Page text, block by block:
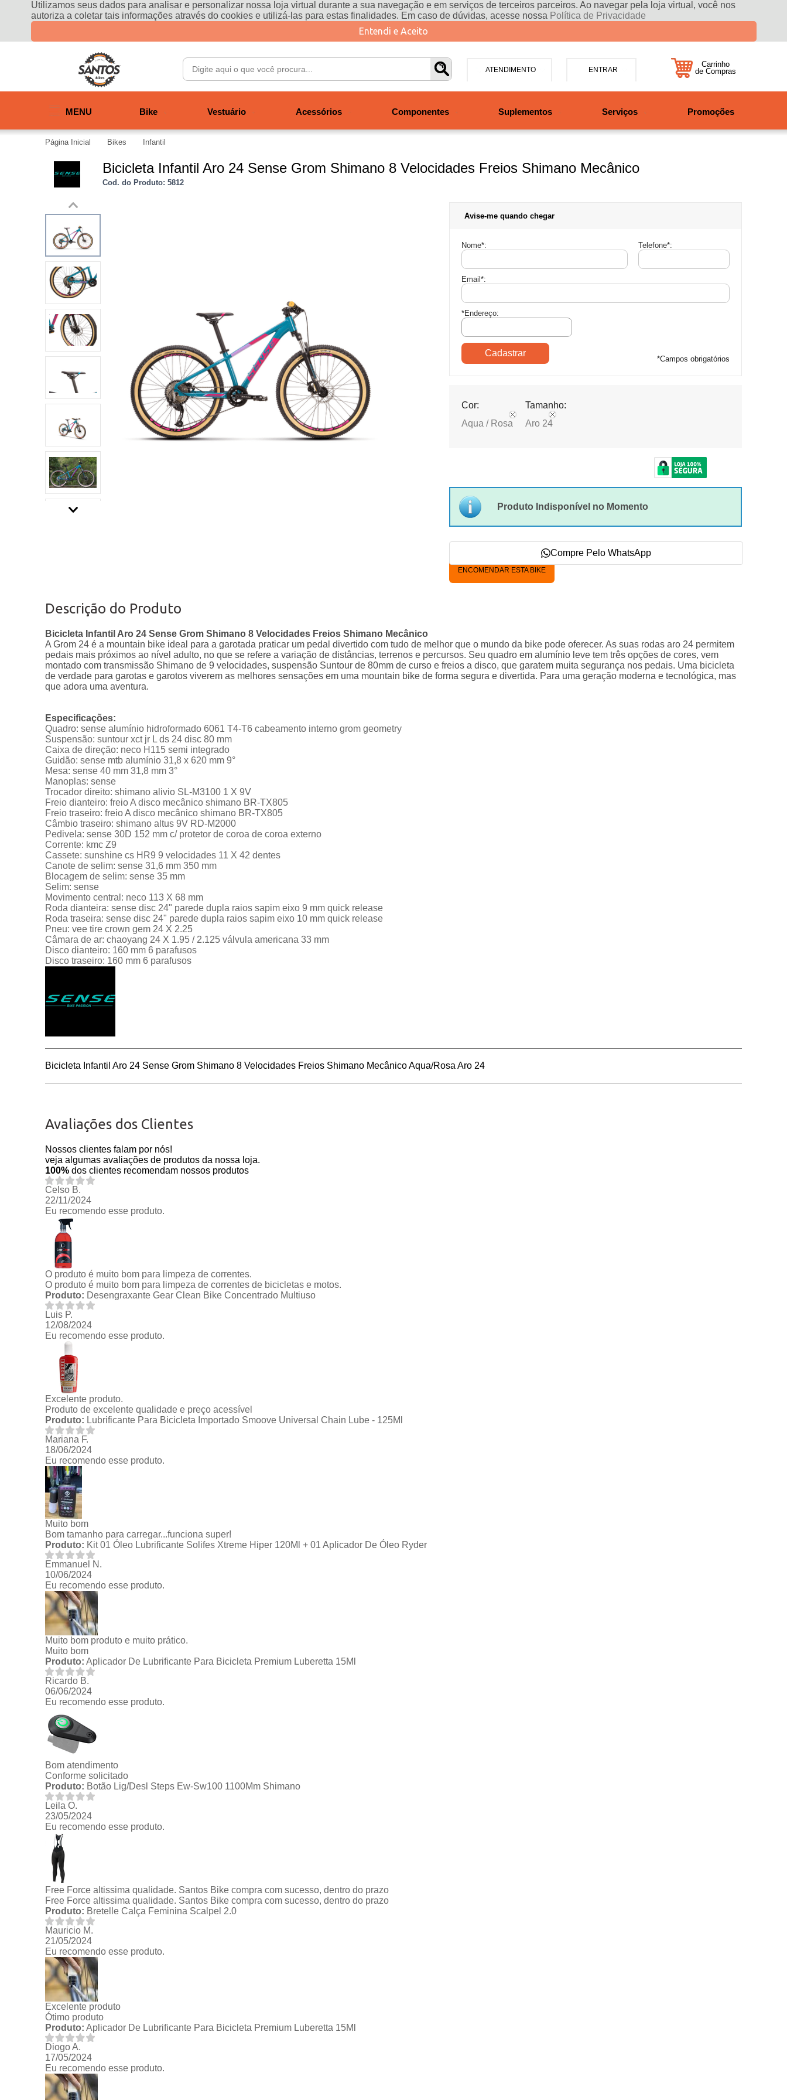
Utilizamos seus dados para analisar e personalizar nossa loja virtual durante a sua navegação e em serviços de terceiros parceiros. Ao navegar pela loja virtual, você nos
autoriza a coletar tais informações através do cookies e utilizá-las para estas finalidades. Em caso de dúvidas, acesse nossa Política de Privacidade
Entendi e Aceito
ATENDIMENTO
47997708525
às 19h. Sábado das 09h às 13h.
ENTRAR
Carrinho
de Compras
MENU Bike Vestuário Acessórios Componentes Suplementos Serviços Promoções
Página Inicial Bikes Infantil
Bicicleta Infantil Aro 24 Sense Grom Shimano 8 Velocidades Freios Shimano Mecânico
Cod. do Produto: 5812
Avise-me quando chegar
Nome*: Telefone*:
Email*:
*Endereço:
*Campos obrigatórios
Cor:
Aqua / Rosa
Tamanho:
Aro 24
Produto Indisponível no Momento
Compre Pelo WhatsApp
ENCOMENDAR ESTA BIKE
Descrição do Produto
Bicicleta Infantil Aro 24 Sense Grom Shimano 8 Velocidades Freios Shimano Mecânico
A Grom 24 é a mountain bike ideal para a garotada praticar um pedal divertido com tudo de melhor que o mundo da bike pode oferecer. As suas rodas aro 24 permitem
pedais mais próximos ao nível adulto, no que se refere a variação de distâncias, terrenos e percursos. Seu quadro em alumínio leve tem três opções de cores, vem
montado com transmissão Shimano de 9 velocidades, suspensão Suntour de 80mm de curso e freios a disco, que garatem muita segurança nos pedais. Uma bicicleta
de verdade para garotas e garotos viverem as melhores sensações em uma mountain bike de forma segura e divertida. Para uma geração moderna e tecnológica, mas
que adora uma aventura.
Especificações:
Quadro: sense alumínio hidroformado 6061 T4-T6 cabeamento interno grom geometry
Suspensão: suntour xct jr L ds 24 disc 80 mm
Caixa de direção: neco H115 semi integrado
Guidão: sense mtb alumínio 31,8 x 620 mm 9°
Mesa: sense 40 mm 31,8 mm 3°
Manoplas: sense
Trocador direito: shimano alivio SL-M3100 1 X 9V
Freio dianteiro: freio A disco mecânico shimano BR-TX805
Freio traseiro: freio A disco mecânico shimano BR-TX805
Câmbio traseiro: shimano altus 9V RD-M2000
Pedivela: sense 30D 152 mm c/ protetor de coroa de coroa externo
Corrente: kmc Z9
Cassete: sunshine cs HR9 9 velocidades 11 X 42 dentes
Canote de selim: sense 31,6 mm 350 mm
Blocagem de selim: sense 35 mm
Selim: sense
Movimento central: neco 113 X 68 mm
Roda dianteira: sense disc 24" parede dupla raios sapim eixo 9 mm quick release
Roda traseira: sense disc 24" parede dupla raios sapim eixo 10 mm quick release
Pneu: vee tire crown gem 24 X 2.25
Câmara de ar: chaoyang 24 X 1.95 / 2.125 válvula americana 33 mm
Disco dianteiro: 160 mm 6 parafusos
Disco traseiro: 160 mm 6 parafusos
Bicicleta Infantil Aro 24 Sense Grom Shimano 8 Velocidades Freios Shimano Mecânico Aqua/Rosa Aro 24
Avaliações dos Clientes
Nossos clientes falam por nós!
veja algumas avaliações de produtos da nossa loja.
100% dos clientes recomendam nossos produtos
Celso B.
22/11/2024
Eu recomendo esse produto.
O produto é muito bom para limpeza de correntes.
O produto é muito bom para limpeza de correntes de bicicletas e motos.
Produto: Desengraxante Gear Clean Bike Concentrado Multiuso
Luis P.
12/08/2024
Eu recomendo esse produto.
Excelente produto.
Produto de excelente qualidade e preço acessível
Produto: Lubrificante Para Bicicleta Importado Smoove Universal Chain Lube - 125Ml
Mariana F.
18/06/2024
Eu recomendo esse produto.
Muito bom
Bom tamanho para carregar...funciona super!
Produto: Kit 01 Óleo Lubrificante Solifes Xtreme Hiper 120Ml + 01 Aplicador De Óleo Ryder
Emmanuel N.
10/06/2024
Eu recomendo esse produto.
Muito bom produto e muito prático.
Muito bom
Produto: Aplicador De Lubrificante Para Bicicleta Premium Luberetta 15Ml
Ricardo B.
06/06/2024
Eu recomendo esse produto.
Bom atendimento
Conforme solicitado
Produto: Botão Lig/Desl Steps Ew-Sw100 1100Mm Shimano
Leila O.
23/05/2024
Eu recomendo esse produto.
Free Force altissima qualidade. Santos Bike compra com sucesso, dentro do prazo
Free Force altissima qualidade. Santos Bike compra com sucesso, dentro do prazo
Produto: Bretelle Calça Feminina Scalpel 2.0
Mauricio M.
21/05/2024
Eu recomendo esse produto.
Excelente produto
Ótimo produto
Produto: Aplicador De Lubrificante Para Bicicleta Premium Luberetta 15Ml
Diogo A.
17/05/2024
Eu recomendo esse produto.